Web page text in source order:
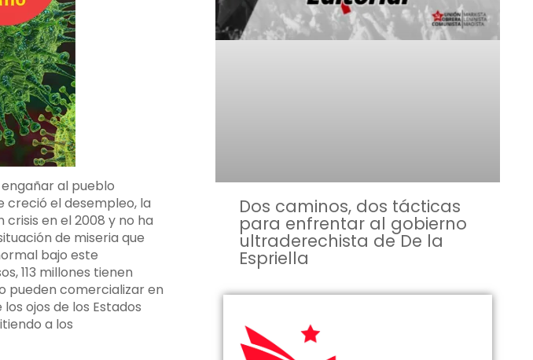
al pueblo
creció el desempleo, la
en el 2008 y no ha
de miseria que
bajo este
113 millones tienen
pueden comercializar en
ojos de los Estados
a los
Dos caminos, dos tácticas
para enfrentar al gobierno
ultraderechista de De la
Espriella